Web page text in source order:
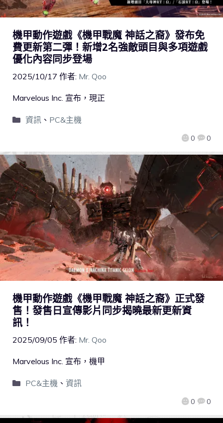
機甲動作遊戲《機甲戰魔 神話之裔》發布免
費更新第二彈！新增2名強敵頭目與多項遊戲
優化內容同步登場
2025/10/17 作者: Mr. Qoo
0 0
Marvelous Inc. 宣布，現正
資訊、 PC&主機
機甲動作遊戲《機甲戰魔 神話之裔》正式發
售！發售日宣傳影片同步揭曉最新更新資
訊！
2025/09/05 作者: Mr. Qoo
0 0
Marvelous Inc. 宣布，機甲
PC&主機 、 資訊